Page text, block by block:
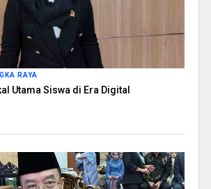
RAYA
Utama Siswa di Era Digital